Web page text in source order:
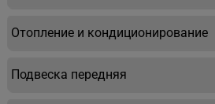
Отопление и кондиционирование
Подвеска передняя